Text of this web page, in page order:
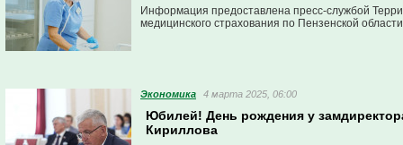
Информация предоставлена пресс-службой
медицинского страхования по Пензенской
Экономика 4 марта 2025, 06:00
Юбилей! День рождения у
Кириллова